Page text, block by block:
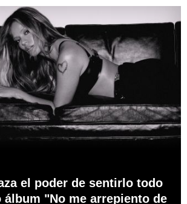
el poder de sentirlo todo
álbum "No me arrepiento de